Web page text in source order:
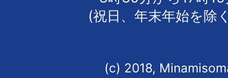
(祝日、年末年始を除
(c) 2018,